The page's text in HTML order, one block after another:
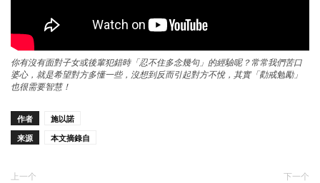
你有沒有面對子女或後輩犯錯時「忍不住多念幾句」的經驗呢？常常我們苦口
婆心，就是希望對方多懂一些，沒想到反而引起對方不悅，其實「勸戒勉勵」
也很需要智慧！
作者
施以諾
来源
本文摘錄自
上一个 下一个